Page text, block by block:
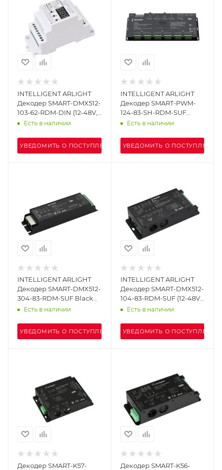
INTELLIGENT ARLIGHT
Декодер SMART-DMX512-
103-62-RDM-DIN (12-48V,
3x6A) (IARL, IP20 Пластик,
Есть в наличии
УВЕДОМИТЬ О ПОСТУПЛЕНИИ
INTELLIGENT ARLIGHT
Декодер SMART-PWM-
124-83-SH-RDM-SUF
Black (12-24V, 24x4A,
IP20 Металл, 5 лет)
Есть в наличии
УВЕДОМИТЬ О ПОСТУПЛЕНИИ
INTELLIGENT ARLIGHT
Декодер SMART-DMX512-
304-83-RDM-SUF Black
(12-48V, 4x8A, RJ-45)
Есть в наличии
УВЕДОМИТЬ О ПОСТУПЛЕНИИ
INTELLIGENT ARLIGHT
Декодер SMART-DMX512-
104-83-RDM-SUF (12-48V,
4x8A, XLR3/RJ45) (IARL,
Есть в наличии
УВЕДОМИТЬ О ПОСТУПЛЕНИИ
Декодер SMART-K57-
Декодер SMART-K56-